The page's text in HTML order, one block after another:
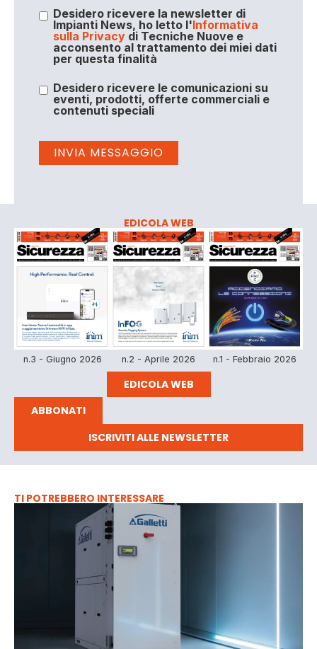
Desidero ricevere la newsletter di
Impianti News, ho letto l'Informativa
sulla Privacydi Tecniche Nuove e
acconsento al trattamento dei miei dati
per questa finalità
Desidero ricevere le comunicazioni su
eventi, prodotti, offerte commerciali e
contenuti speciali
EDICOLA WEB
n.3 - Giugno 2026 n.2 - Aprile 2026 n.1 - Febbraio 2026
EDICOLA WEB
ABBONATI
ISCRIVITI ALLE NEWSLETTER
TI POTREBBERO INTERESSARE